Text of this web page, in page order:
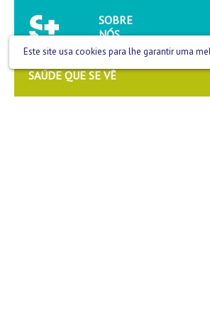
SOBRE
NÓS
SAÚDE QUE SE VÊ
Este site usa cookies para lhe garantir uma